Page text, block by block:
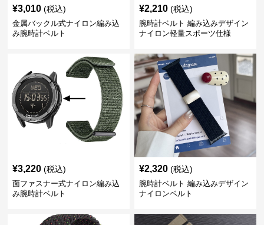
¥3,010 (税込)
金属バックル式ナイロン編み込
み腕時計ベルト
¥2,210 (税込)
腕時計ベルト 編み込みデザイン
ナイロン軽量スポーツ仕様
¥3,220 (税込)
面ファスナー式ナイロン編み込
み腕時計ベルト
¥2,320 (税込)
腕時計ベルト 編み込みデザイン
ナイロンベルト